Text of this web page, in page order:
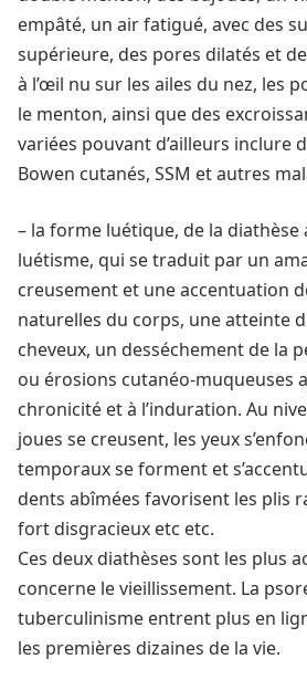
empâté, un air fatigué, avec des
supérieure, des pores dilatés et
à l’œil nu sur les ailes du nez, les
le menton, ainsi que des
variées pouvant d’ailleurs inclure
Bowen cutanés, SSM et autres
– la forme luétique, de la diathèse
luétisme, qui se traduit par un
creusement et une accentuation
naturelles du corps, une atteinte
cheveux, un desséchement de la
ou érosions cutanéo-muqueuses
chronicité et à l’induration. Au
joues se creusent, les yeux
temporaux se forment et
dents abîmées favorisent les plis
fort disgracieux etc etc.
Ces deux diathèses sont les plus
concerne le vieillissement. La
tuberculinisme entrent plus en
les premières dizaines de la vie.